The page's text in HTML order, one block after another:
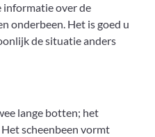
informatie over de
onderbeen. Het is goed u
de situatie anders
lange botten; het
scheenbeen vormt